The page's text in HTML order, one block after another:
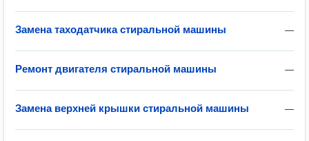
—
Замена таходатчика стиральной машины
—
Ремонт двигателя стиральной машины
—
Замена верхней крышки стиральной машины